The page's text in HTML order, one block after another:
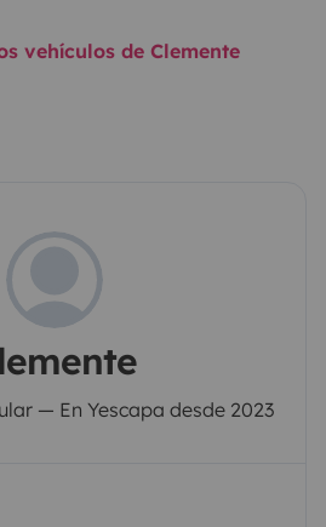
vehículos de Clemente
— En Yescapa desde 2023